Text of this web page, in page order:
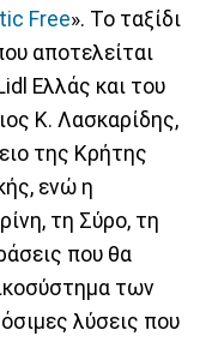
Free». Το ταξίδι
αποτελείται
Ελλάς και του
Κ. Λασκαρίδης,
της Κρήτης
ενώ η
τη Σύρο, τη
που θα
των
λύσεις που